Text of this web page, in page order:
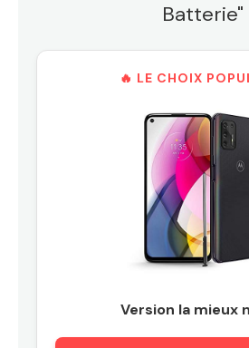
Batterie"
🔥 LE CHOIX
Version la mieux